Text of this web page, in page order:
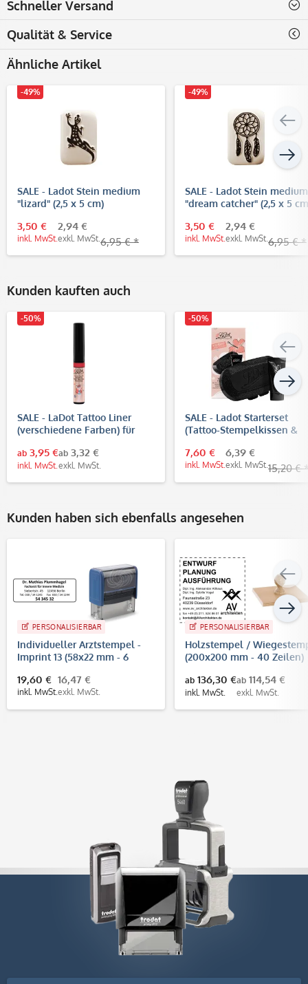
Schneller Versand
Qualität & Service
Ähnliche Artikel
-49%
SALE - Ladot Stein medium
"lizard" (2,5 x 5 cm)
3,50 €
inkl. MwSt.
2,94 €
exkl. MwSt. 6,95 € *
-49%
SALE - Ladot Stein medium
"dream catcher" (2,5 x 5
3,50 €
inkl. MwSt.
2,94 €
exkl. MwSt. 6,95 € *
Kunden kauften auch
-50%
SALE - LaDot Tattoo Liner
(verschiedene Farben) für
ab 3,95 €
inkl. MwSt.
ab 3,32 €
exkl. MwSt.
-50%
SALE - Ladot Starterset
(Tattoo-Stempelkissen &
7,60 €
inkl. MwSt.
6,39 €
exkl. MwSt. 15,20 €
Kunden haben sich ebenfalls angesehen
PERSONALISIERBAR
Individueller Arztstempel -
Imprint 13 (58x22 mm - 6
19,60 €
inkl. MwSt.
16,47 €
exkl. MwSt.
PERSONALISIERBAR
Holzstempel /
(200x200 mm - 40 Zeilen)
ab 136,30 €
inkl. MwSt.
ab 114,54 €
exkl. MwSt.